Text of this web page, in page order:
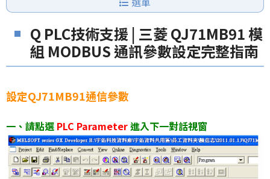
Q PLC技術支援 | 三菱 QJ71MB91 模
組 MODBUS 通訊參數設定完整指南
設定QJ71MB91通信參數
一、請點選 PLC Parameter進入下一對話視窗